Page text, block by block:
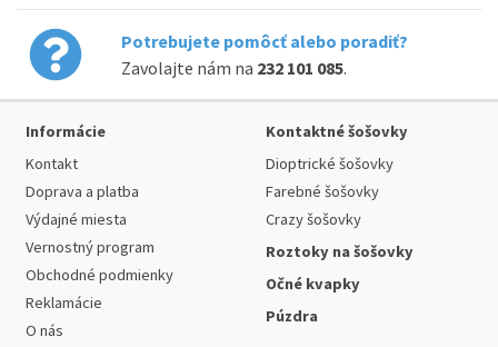
Potrebujete pomôcť alebo poradiť?
Zavolajte nám na 232 101 085.
Informácie
Kontakt
Doprava a platba
Výdajné miesta
Vernostný program
Obchodné podmienky
Reklamácie
O nás
Kontaktné šošovky
Dioptrické šošovky
Farebné šošovky
Crazy šošovky
Roztoky na šošovky
Očné kvapky
Púzdra